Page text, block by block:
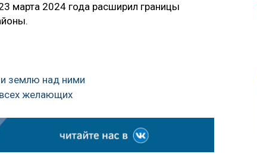
марта 2024 года расширил границы
и землю над ними
всех желающих